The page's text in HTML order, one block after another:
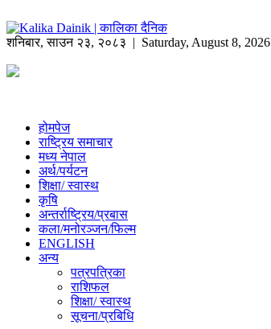
शनिबार,साउन २३, २०८३ | Saturday, August 8, 2026
होमपेज
राष्ट्रिय समाचार
मध्य नेपाल
अर्थ/पर्यटन
शिक्षा/ स्वास्थ
कृषि
अन्तर्राष्ट्रिय/प्रबास
कला/मनोरञ्जन/फिल्म
ENGLISH
अन्य
पत्रपत्रिका
राशिफल
शिक्षा/ स्वास्थ
सूचना/प्रबिधि